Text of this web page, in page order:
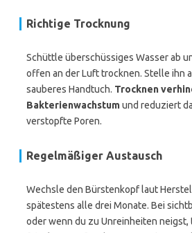
Richtige Trocknung
Schüttle überschüssiges Wasser ab
offen an der Luft trocknen. Stelle ihn
sauberes Handtuch. Trocknen
Bakterienwachstumund reduziert
verstopfte Poren.
Regelmäßiger Austausch
Wechsle den Bürstenkopf laut
spätestens alle drei Monate. Bei
oder wenn du zu Unreinheiten neigst,